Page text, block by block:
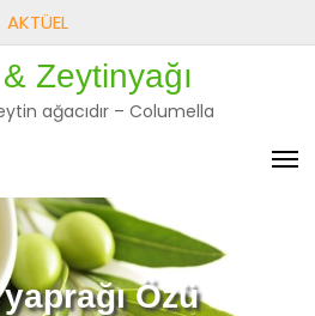
AKTÜEL
Zeytinyağı
ağacıdır – Columella
Özü